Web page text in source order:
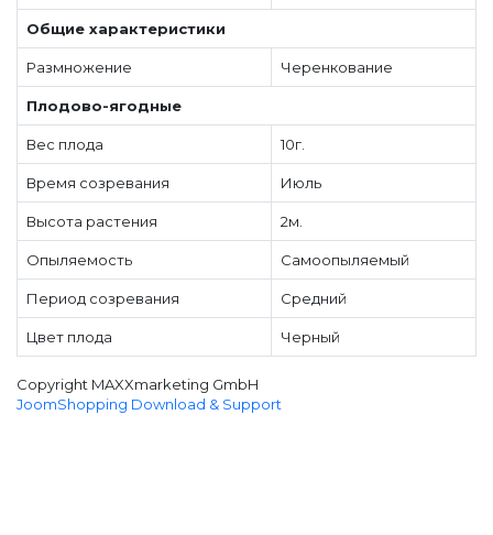
Общие характеристики
Размножение Черенкование
Плодово-ягодные
Вес плода 10г.
Время созревания Июль
Высота растения 2м.
Опыляемость Самоопыляемый
Период созревания Средний
Цвет плода Черный
Copyright MAXXmarketing GmbH
JoomShopping Download & Support